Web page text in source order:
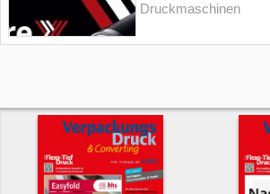
Druckmaschinen